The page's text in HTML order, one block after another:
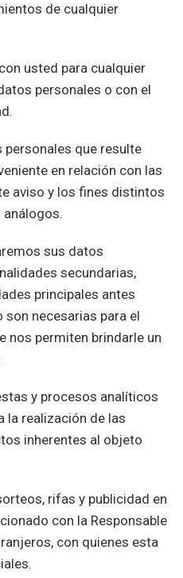
de cualquier
usted para cualquier
personales o con el
que resulte
en relación con las
aviso y los fines distintos
sus datos
secundarias,
principales antes
son necesarias para el
nos permiten brindarle un
y procesos analíticos
la realización de las
inherentes al objeto
rifas y publicidad en
con la Responsable
con quienes esta